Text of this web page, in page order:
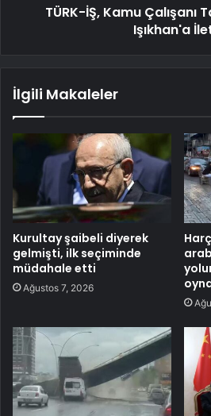
TÜRK-İŞ, Kamu Çalışanı
Işıkhan'a
İlgili Makaleler
Kurultay şaibeli diyerek
gelmişti, ilk seçiminde
müdahale etti
Ağustos 7, 2026